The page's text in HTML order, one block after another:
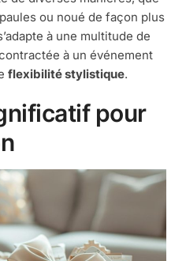
ou noué de façon plus
à une multitude de
à un événement
flexibilité stylistique.
pour